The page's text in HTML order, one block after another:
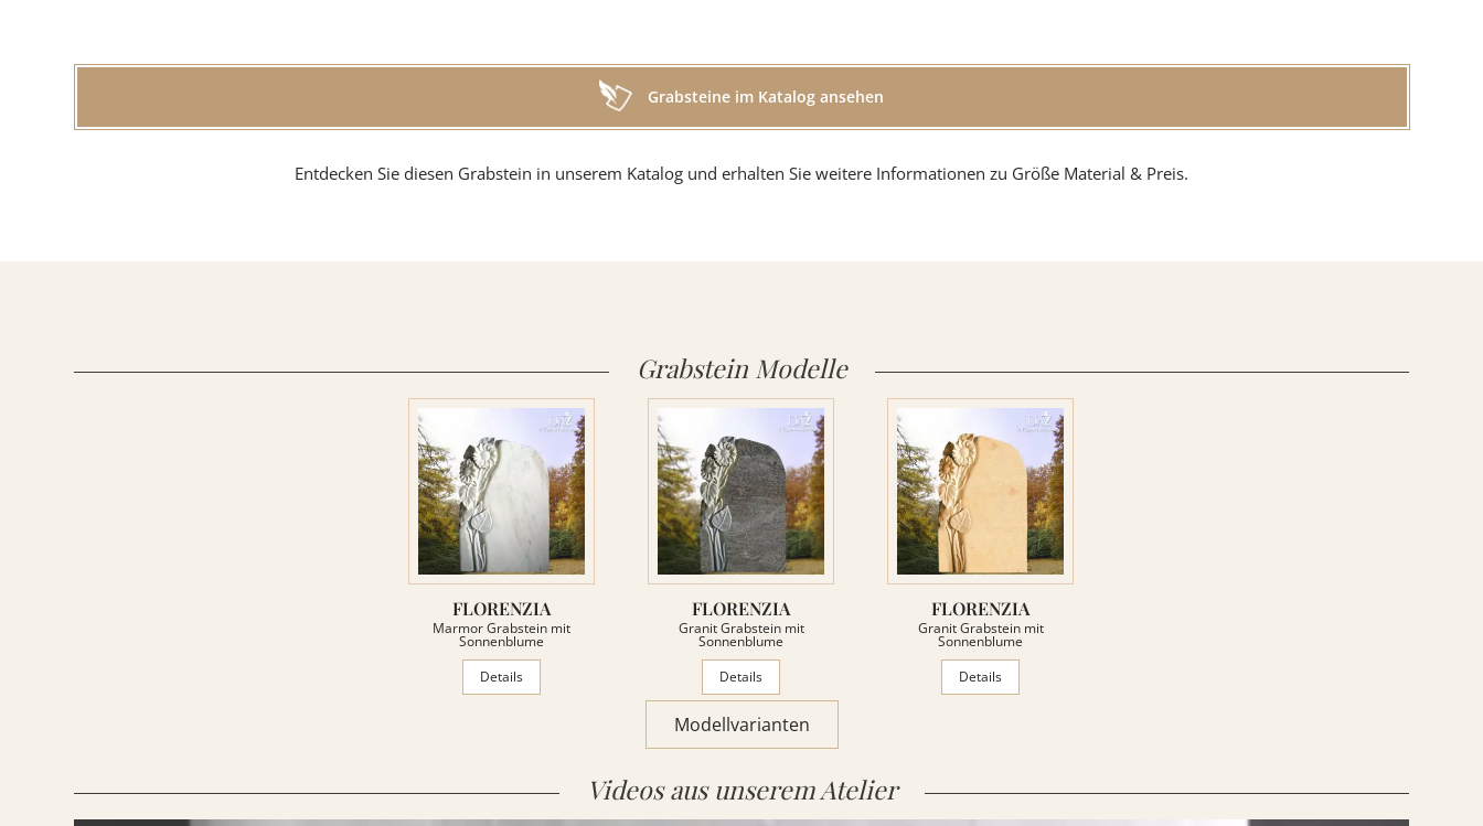
MATERIAL
Grabsteine im Katalog ansehen
Entdecken Sie diesen Grabstein in unserem Katalog und erhalten Sie weitere Informationen zu Größe Material & Preis.
Grabstein Modelle
FLORENZIA
Marmor Grabstein mit
Sonnenblume
Details
FLORENZIA
Granit Grabstein mit
Sonnenblume
Details
FLORENZIA
Granit Grabstein mit
Sonnenblume
Details
Modellvarianten
Videos aus unserem Atelier